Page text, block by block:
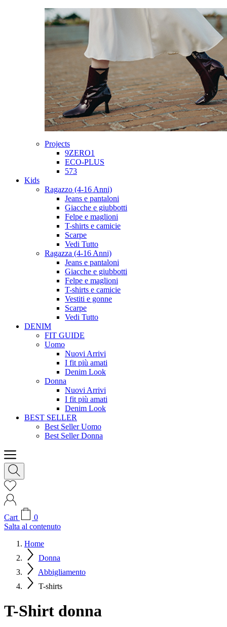
Projects
9ZERO1
ECO-PLUS
573
Kids
Ragazzo (4-16 Anni)
Jeans e pantaloni
Giacche e giubbotti
Felpe e maglioni
T-shirts e camicie
Scarpe
Vedi Tutto
Ragazza (4-16 Anni)
Jeans e pantaloni
Giacche e giubbotti
Felpe e maglioni
T-shirts e camicie
Vestiti e gonne
Scarpe
Vedi Tutto
DENIM
FIT GUIDE
Uomo
Nuovi Arrivi
I fit più amati
Denim Look
Donna
Nuovi Arrivi
I fit più amati
Denim Look
BEST SELLER
Best Seller Uomo
Best Seller Donna
Cart
0
Salta al contenuto
Home
Donna
Abbigliamento
T-shirts
T-Shirt donna